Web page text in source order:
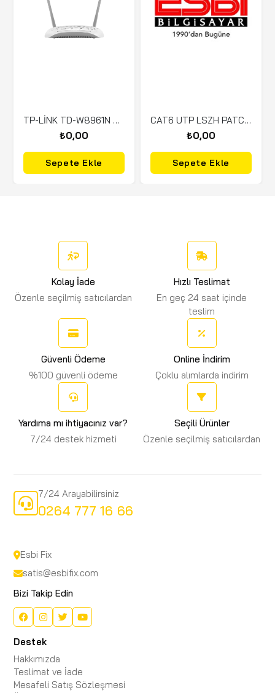
TP-LİNK TD-W8961N 4 PORT 300MBP KABLOSUZ MODEM
₺0,00
Sepete Ekle
CAT6 UTP LSZH PATCH CORD 0,20 MT KIRMIZI
₺0,00
Sepete Ekle
Kolay İade
Özenle seçilmiş satıcılardan
Hızlı Teslimat
En geç 24 saat içinde
teslim
Güvenli Ödeme
%100 güvenli ödeme
Online İndirim
Çoklu alımlarda indirim
Yardıma mı ihtiyacınız var?
7/24 destek hizmeti
Seçili Ürünler
Özenle seçilmiş satıcılardan
7/24 Arayabilirsiniz
0264 777 16 66
Esbi Fix
satis@esbifix.com
Bizi Takip Edin
Destek
Hakkımızda
Teslimat ve İade
Mesafeli Satış Sözleşmesi